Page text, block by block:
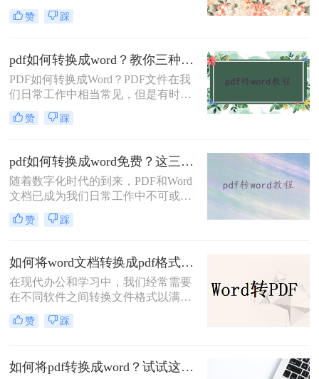
分。然而，在不同的场景下，我们需
要将Word文档转换成PDF格式以保护
绍如何将word文档转换成pdf格式的方
法，并探讨其优缺点。
赞 踩
pdf如何转换成word？教你三种好用的方法！
PDF如何转换成Word？PDF文件在我
们日常工作中相当常见，但是有时我
们需要将PDF文件转换为可编辑的
Word文档，以方便我们进行编辑。那
Word文档呢？下面一起看看吧。
赞 踩
pdf如何转换成word免费？这三种转换方法掌握好！
随着数字化时代的到来，PDF和Word
文档已成为我们日常工作中不可或缺
的工具。有时，我们需要将PDF文件
的内容编辑和整理到Word文档中。本
费，并分享一些技巧，以帮助您更高
效地完成这项任务。
赞 踩
如何将word文档转换成pdf格式？教你三种方法很实用!
在现代办公和学习中，我们经常需要
在不同软件之间转换文件格式以满足
各种需求。其中，将Word文档转换成
PDF格式尤为常见，因为PDF文件具
示效果。本文将详细介绍如何将word
赞 踩
如何将pdf转换成word？试试这五个方法吧！